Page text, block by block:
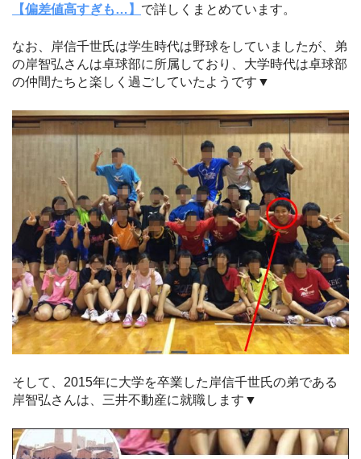
【偏差値高すぎも…】 で詳しくまとめています。
なお、岸信千世氏は学生時代は野球をしていましたが、弟
の岸智弘さんは卓球部に所属しており、大学時代は卓球部
の仲間たちと楽しく過ごしていたようです▼
そして、2015年に大学を卒業した岸信千世氏の弟である
岸智弘さんは、三井不動産に就職します▼